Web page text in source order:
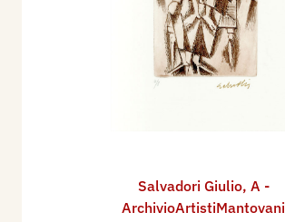
Salvadori Giulio, A -
ArchivioArtistiMantovani